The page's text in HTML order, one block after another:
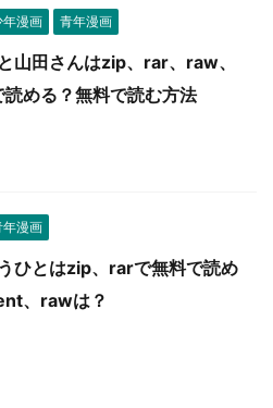
年漫画 青年漫画
山田さんはzip、rar、raw、
める？無料で読む方法
年漫画
ひとはzip、rarで無料で読め
、rawは？